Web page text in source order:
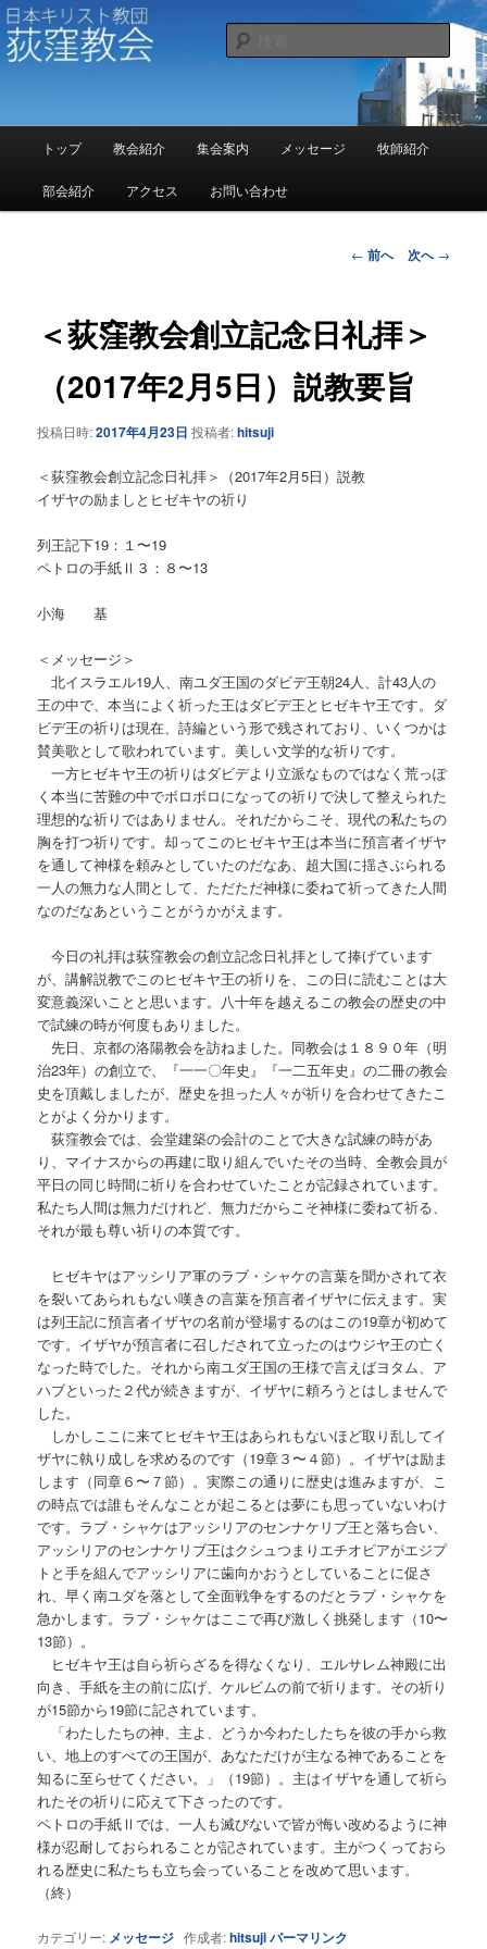
メ
イ
ン
テ
移
日本キリスト教団 荻窪教会
検
索
メ
トップ 教会紹介 集会案内 メッセージ 牧師紹介
部会紹介 アクセス お問い合わせ
投
ビ
ゲ
シ
← 前へ 次へ→
＜荻窪教会創立記念日礼拝＞
（2017年2月5日）説教要旨
投稿日時:2017年4月23日 投稿者:hitsuji
＜荻窪教会創立記念日礼拝＞（2017年2月5日）説教
イザヤの励ましとヒゼキヤの祈り
列王記下19：１〜19
ペトロの手紙Ⅱ３：８〜13
小海 基
＜メッセージ＞
北イスラエル19人、南ユダ王国のダビデ王朝24人、計43人の
王の中で、本当によく祈った王はダビデ王とヒゼキヤ王です。ダ
ビデ王の祈りは現在、詩編という形で残されており、いくつかは
賛美歌として歌われています。美しい文学的な祈りです。
一方ヒゼキヤ王の祈りはダビデより立派なものではなく荒っぽ
く本当に苦難の中でボロボロになっての祈りで決して整えられた
理想的な祈りではありません。それだからこそ、現代の私たちの
胸を打つ祈りです。却ってこのヒゼキヤ王は本当に預言者イザヤ
を通して神様を頼みとしていたのだなあ、超大国に揺さぶられる
一人の無力な人間として、ただただ神様に委ねて祈ってきた人間
なのだなあということがうかがえます。
今日の礼拝は荻窪教会の創立記念日礼拝として捧げています
が、講解説教でこのヒゼキヤ王の祈りを、この日に読むことは大
変意義深いことと思います。八十年を越えるこの教会の歴史の中
で試練の時が何度もありました。
先日、京都の洛陽教会を訪ねました。同教会は１８９０年（明
治23年）の創立で、『一一〇年史』『一二五年史』の二冊の教会
史を頂戴しましたが、歴史を担った人々が祈りを合わせてきたこ
とがよく分かります。
荻窪教会では、会堂建築の会計のことで大きな試練の時があ
り、マイナスからの再建に取り組んでいたその当時、全教会員が
平日の同じ時間に祈りを合わせていたことが記録されています。
私たち人間は無力だけれど、無力だからこそ神様に委ねて祈る、
それが最も尊い祈りの本質です。
ヒゼキヤはアッシリア軍のラブ・シャケの言葉を聞かされて衣
を裂いてあられもない嘆きの言葉を預言者イザヤに伝えます。実
は列王記に預言者イザヤの名前が登場するのはこの19章が初めて
です。イザヤが預言者に召しだされて立ったのはウジヤ王の亡く
なった時でした。それから南ユダ王国の王様で言えばヨタム、ア
ハブといった２代が続きますが、イザヤに頼ろうとはしませんで
した。
しかしここに来てヒゼキヤ王はあられもないほど取り乱してイ
ザヤに執り成しを求めるのです（19章３〜４節）。イザヤは励ま
します（同章６〜７節）。実際この通りに歴史は進みますが、こ
の時点では誰もそんなことが起こるとは夢にも思っていないわけ
です。ラブ・シャケはアッシリアのセンナケリブ王と落ち合い、
アッシリアのセンナケリブ王はクシュつまりエチオピアがエジプ
トと手を組んでアッシリアに歯向かおうとしていることに促さ
れ、早く南ユダを落として全面戦争をするのだとラブ・シャケを
急かします。ラブ・シャケはここで再び激しく挑発します（10〜
13節）。
ヒゼキヤ王は自ら祈らざるを得なくなり、エルサレム神殿に出
向き、手紙を主の前に広げ、ケルビムの前で祈ります。その祈り
が15節から19節に記されています。
「わたしたちの神、主よ、どうか今わたしたちを彼の手から救
い、地上のすべての王国が、あなただけが主なる神であることを
知るに至らせてください。」（19節）。主はイザヤを通して祈ら
れたその祈りに応えて下さったのです。
ペトロの手紙Ⅱでは、一人も滅びないで皆が悔い改めるように神
様が忍耐しておられることが記されています。主がつくっておら
れる歴史に私たちも立ち会っていることを改めて思います。
（終）
カテゴリー: メッセージ 作成者:hitsujiパーマリンク